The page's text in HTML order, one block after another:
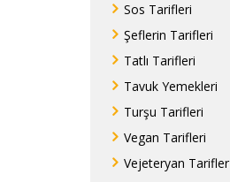
Sos Tarifleri
Şeflerin Tarifleri
Tatlı Tarifleri
Tavuk Yemekleri
Turşu Tarifleri
Vegan Tarifleri
Vejeteryan Tarifler